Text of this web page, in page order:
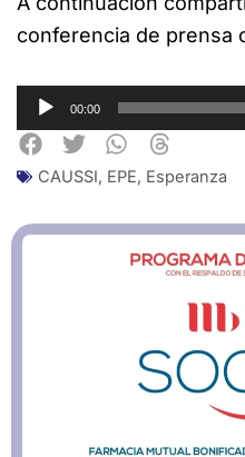
conferencia de prensa
Reproductor
de
audio
00:00
CAUSSI, EPE, Esperanza